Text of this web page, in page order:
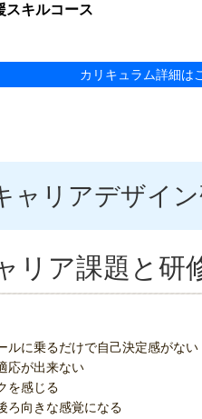
スキルコース
カリキュラム詳細は
ャリアデザイ
リア課題と研
ルに乗るだけで自己決定感がない
応が出来ない
を感じる
ろ向きな感覚になる